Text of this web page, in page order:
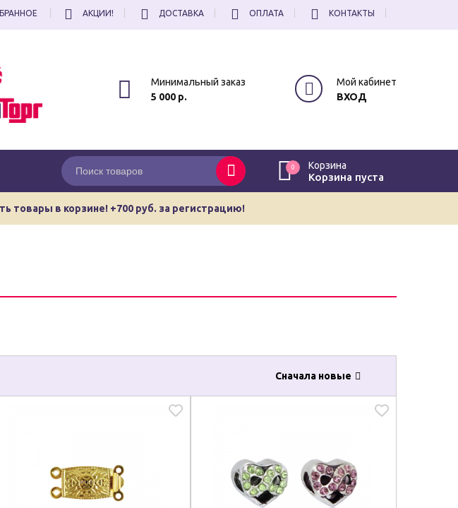
АКЦИИ! ДОСТАВКА ОПЛАТА КОНТАКТЫ
Минимальный заказ
5 000 р.
Мой кабинет
ВХОД
0 Корзина
Корзина пуста
товары в корзине! +700 руб. за регистрацию!
Сначала новые